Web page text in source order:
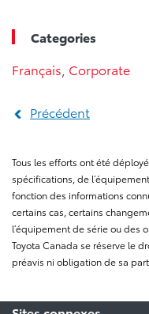
Categories
Français Corporate
Précédent
Tous les efforts ont été
spécifications, de
fonction des informations
certains cas, certains
l’équipement de série ou des
Toyota Canada se réserve le
préavis ni obligation de sa part.